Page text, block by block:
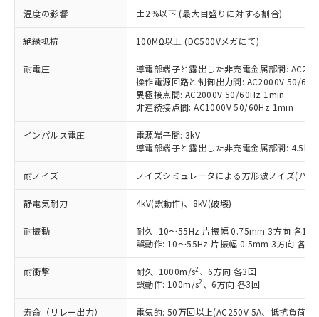
温度の影響 ±2%以下 (最大目盛りに対する割合)
絶縁抵抗 100MΩ以上 (DC500Vメガにて)
耐電圧
導電部端子と露出した非充電金属部間:
操作電源回路と制御出力間: AC2000V 50/
異極接点間: AC2000V 50/60Hz 1min
非連続接点間: AC1000V 50/60Hz 1min
インパルス電圧
電源端子間: 3kV
導電部端子と露出した非充電金属部間: 4.5kV
耐ノイズ ノイズシミュレータによる方形波ノイズ(パ
静電気耐力 4kV(誤動作)、8kV(破壊)
耐振動
耐久: 10～55Hz 片振幅 0.75mm 3方向 各1h
誤動作: 10～55Hz 片振幅 0.5mm 3方向 各
耐衝撃 耐久: 1000m/s2 、6方向 各3回
誤動作: 100m/s2 、6方向 各3回
寿命（リレー出力） 電気的: 50万回以上(AC250V 5A、抵抗負荷
ご利用条件
以下の条件をお読みいただき、同意のうえ
ご利用ください。
本サービスは、当社制御機器事業取扱
商品の当社在庫状況および標準価格
(税抜)を提供させていただくもので
当社制御機器事業取扱商品の中には、
本サービスの対象外となる商品もある
ことをご了承ください。
在庫状況および標準価格照会結果は、
記載している更新日時点での社内デー
タに基づき作成されるものであり、閲
覧された時点での実際の在庫および標
準価格とは異なる場合があることをご
対応済み：EU RoHS指令（10物質）の
非含有に対応した製品が提供可能な商品で
す。
対応予定：EU RoHS指令（10物質）の非含
有に対応した製品に切り替える予定のある
対応予定なし：EU RoHS指令（10物質）の
非含有に非対応の商品で、対応品を出す予
調査・確認中：EU RoHS指令（10物質）の
商品です。
非該当品：ライセンス料など無形物で、有
害物質有無と関係のない商品です。
仕入先様の事情により、非含有部品として
いたものが、含有品と判明した場合などや
むを得ず変更することがあります。
*EU RoHS指令（10物質）：
鉛(Pb) 1000ppm以下、 水銀(Hg) 1000ppm以下、 カド
ミウム(Cd) 100ppm以下、
六価クロム(Cr(Ⅵ)) 1000ppm以下、ポリ臭化ビフェニル
※1 中国RoHS○×表
基準値以下であることを示します。
「×」：最大均質材料含有率が中国RoHSの
基準値を超えていることを示します。
「－」：未確認です。当社販売部門へお問
い合わせください。
*中国RoHS10物質の基準値 (GB/T26572)：
Pb(鉛) :1000ppm、 Hg(水銀) : 1000ppm、 Cd(カドミウ
ム) : 100ppm、
当社は、これら貴社製品のうち、外国
為替および外国貿易法に定める商品
（以下｢規制貨物等」という）を輸出
または国外への提供する場合は、日本
国政府の輸出許可(または役務取引許
可)を取得するなどの必要な手続きを